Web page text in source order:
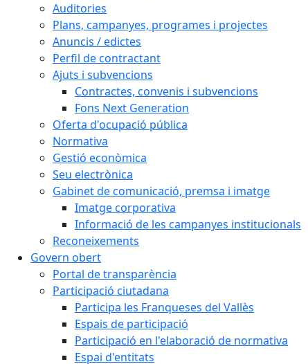
Auditories
Plans, campanyes, programes i projectes
Anuncis / edictes
Perfil de contractant
Ajuts i subvencions
Contractes, convenis i subvencions
Fons Next Generation
Oferta d'ocupació pública
Normativa
Gestió econòmica
Seu electrònica
Gabinet de comunicació, premsa i imatge
Imatge corporativa
Informació de les campanyes institucionals
Reconeixements
Govern obert
Portal de transparència
Participació ciutadana
Participa les Franqueses del Vallès
Espais de participació
Participació en l'elaboració de normativa
Espai d'entitats